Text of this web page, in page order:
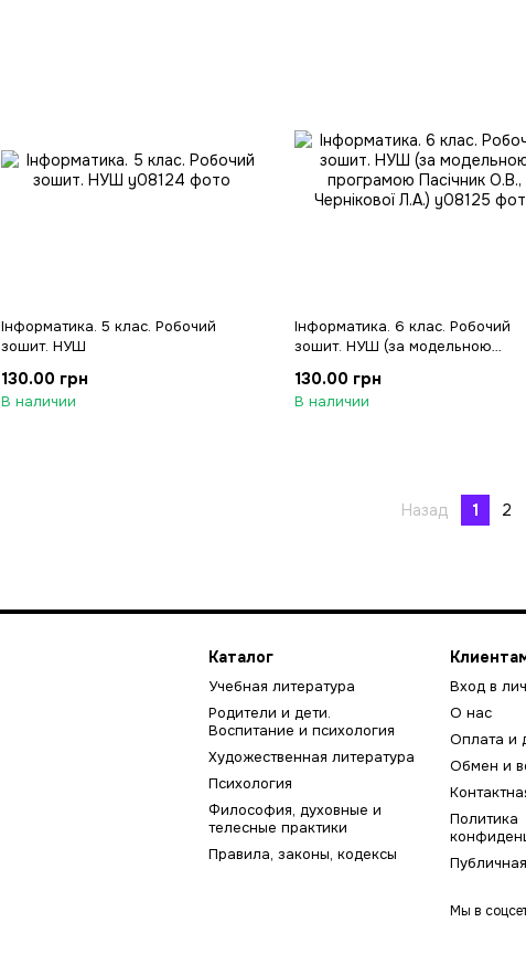
Інформатика. 5 клас. Робочий
зошит. НУШ
130.00 грн
В наличии
Інформатика. 6 клас. Робочий
зошит. НУШ (за модельною
Чернікової Л.А.)
130.00 грн
В наличии
Назад 1 2
Каталог
Учебная литература
Родители и дети.
Воспитание и психология
Художественная литература
Психология
Философия, духовные и
телесные практики
Правила, законы, кодексы
Вход в
О нас
Оплата и
Обмен и
Политика
Мы в